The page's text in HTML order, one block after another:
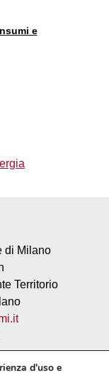
e
di Milano
Territorio
d'uso e